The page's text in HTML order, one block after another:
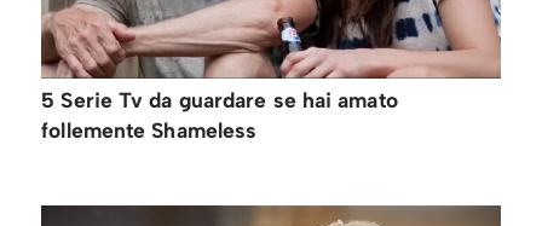
5 Serie Tv da guardare se hai amato
follemente Shameless